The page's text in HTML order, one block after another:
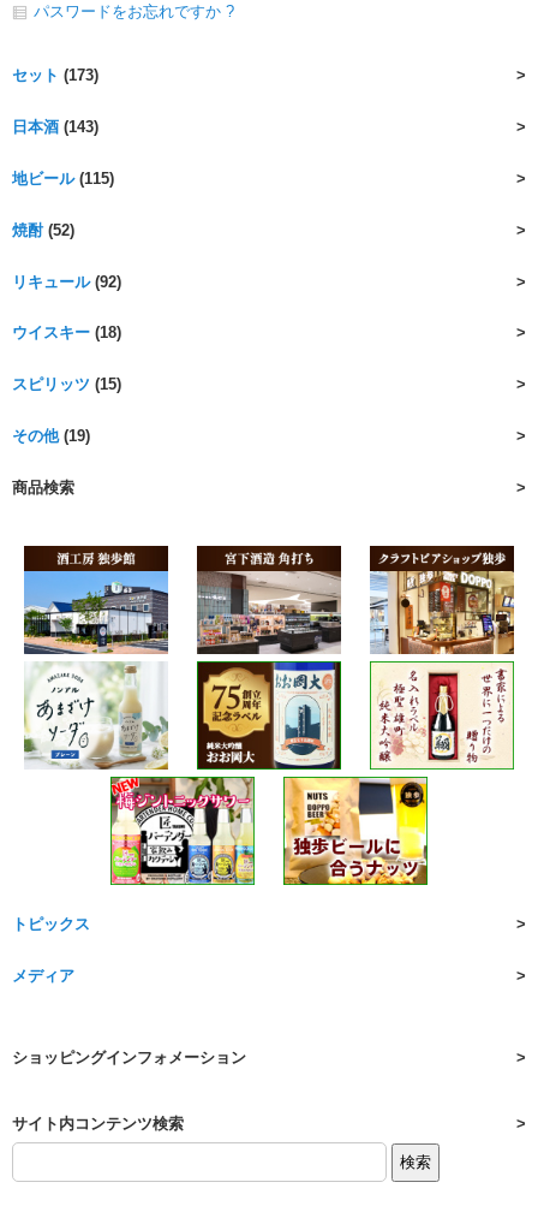
パスワードをお忘れですか ?
セット (173)
日本酒 (143)
地ビール(115)
焼酎(52)
リキュール(92)
ウイスキー (18)
スピリッツ (15)
その他(19)
商品検索
トピックス
メディア
ショッピングインフォメーション
サイト内コンテンツ検索